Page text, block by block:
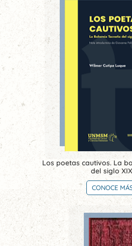
Los poetas cautivos. La
del siglo
CONOCE